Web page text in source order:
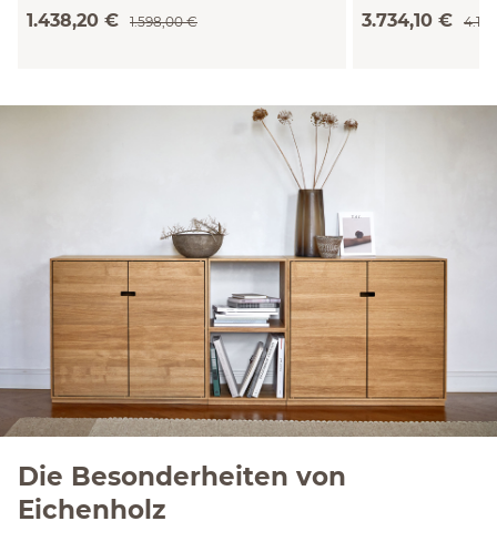
1.438,20 € 1.598,00 € 3.734,10 €
Die Besonderheiten von
Eichenholz